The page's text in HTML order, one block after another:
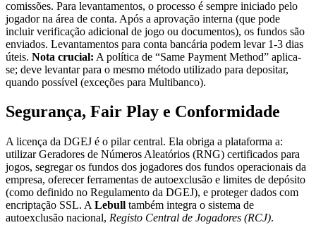
comissões. Para levantamentos, o processo é sempre iniciado pelo
jogador na área de conta. Após a aprovação interna (que pode
incluir verificação adicional de jogo ou documentos), os fundos são
enviados. Levantamentos para conta bancária podem levar 1-3 dias
úteis. Nota crucial: A política de “Same Payment Method” aplica-
se; deve levantar para o mesmo método utilizado para depositar,
quando possível (exceções para Multibanco).
Segurança, Fair Play e Conformidade
A licença da DGEJ é o pilar central. Ela obriga a plataforma a:
utilizar Geradores de Números Aleatórios (RNG) certificados para
jogos, segregar os fundos dos jogadores dos fundos operacionais da
empresa, oferecer ferramentas de autoexclusão e limites de depósito
(como definido no Regulamento da DGEJ), e proteger dados com
encriptação SSL. A Lebull também integra o sistema de
autoexclusão nacional, Registo Central de Jogadores (RCJ).